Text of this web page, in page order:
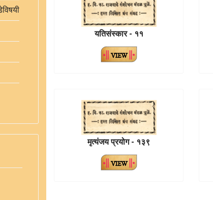
यतिसंस्कार - ११
मृत्यंजय प्रयोग - १३९